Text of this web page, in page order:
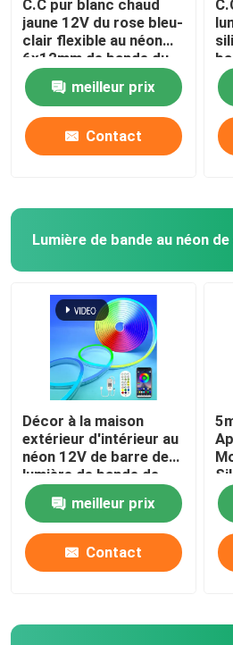
Alimentation d'énergie de
Accessoires de capteur de LED
Lumière à néon LED
C.C pur blanc chaud
jaune 12V du rose bleu-
clair flexible au néon
6x12mm de bande du
silicone 9W
meilleur prix
Contact
Lumière de bande au néon
Décor à la maison
extérieur d'intérieur au
néon 12V de barre de
lumière de bande de
silicone du monstre 5m
Smart meilleur prix
Contact